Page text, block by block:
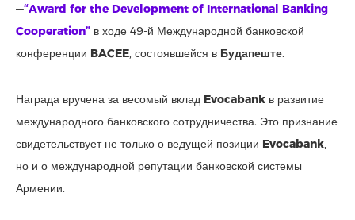
—“Award for the Development of International Banking
Cooperation” в ходе 49-й Международной банковской
конференции BACEE, состоявшейся в Будапеште.
Награда вручена за весомый вклад Evocabank в развитие
международного банковского сотрудничества. Это признание
свидетельствует не только о ведущей позиции Evocabank,
но и о международной репутации банковской системы
Армении.